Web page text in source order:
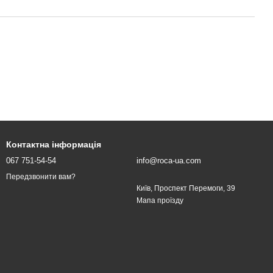
Контактна інформація
067 751-54-54
Передзвонити вам?
info@roca-ua.com
Київ, Проспект Перемоги, 39
Мапа проїзду